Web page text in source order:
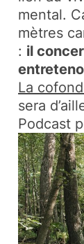
mental.
mètres
: il
La
sera
Podcast